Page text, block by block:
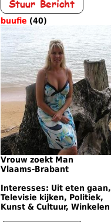
buufie (40)
Vrouw zoekt Man
Vlaams-Brabant
Interesses: Uit eten gaan,
Televisie kijken, Politiek,
Kunst & Cultuur, Winkelen